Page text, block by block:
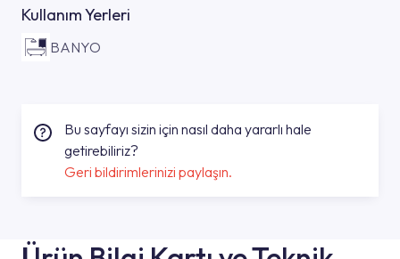
Kullanım Yerleri
BANYO
Bu sayfayı sizin için nasıl daha yararlı hale
getirebiliriz?
Geri bildirimlerinizi paylaşın.